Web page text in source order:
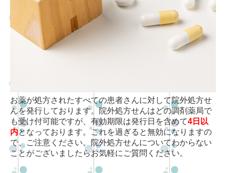
お薬が処方されたすべての患者さんに対して院外処方せ
んを発行しております。院外処方せんはどの調剤薬局で
も受け付可能ですが、有効期限は発行日を含めて4日以
内となっております。これを過ぎると無効になりますの
で、ご注意ください。院外処方せんについてわからない
ことがございましたらお気軽にご質問ください。